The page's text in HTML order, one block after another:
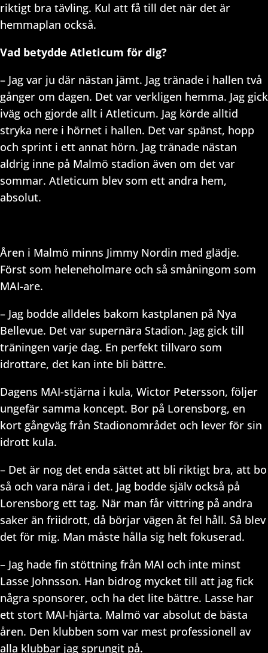
riktigt bra tävling. Kul att få till det när det är
hemmaplan också.
Vad betydde Atleticum för dig?
– Jag var ju där nästan jämt. Jag tränade i hallen två
gånger om dagen. Det var verkligen hemma. Jag gick
iväg och gjorde allt i Atleticum. Jag körde alltid
stryka nere i hörnet i hallen. Det var spänst, hopp
och sprint i ett annat hörn. Jag tränade nästan
aldrig inne på Malmö stadion även om det var
sommar. Atleticum blev som ett andra hem,
absolut.
Åren i Malmö minns Jimmy Nordin med glädje.
Först som heleneholmare och så småningom som
MAI-are.
– Jag bodde alldeles bakom kastplanen på Nya
Bellevue. Det var supernära Stadion. Jag gick till
träningen varje dag. En perfekt tillvaro som
idrottare, det kan inte bli bättre.
Dagens MAI-stjärna i kula, Wictor Petersson, följer
ungefär samma koncept. Bor på Lorensborg, en
kort gångväg från Stadionområdet och lever för sin
idrott kula.
– Det är nog det enda sättet att bli riktigt bra, att bo
så och vara nära i det. Jag bodde själv också på
Lorensborg ett tag. När man får vittring på andra
saker än friidrott, då börjar vägen åt fel håll. Så blev
det för mig. Man måste hålla sig helt fokuserad.
– Jag hade fin stöttning från MAI och inte minst
Lasse Johnsson. Han bidrog mycket till att jag fick
några sponsorer, och ha det lite bättre. Lasse har
ett stort MAI-hjärta. Malmö var absolut de bästa
åren. Den klubben som var mest professionell av
alla klubbar jag sprungit på.